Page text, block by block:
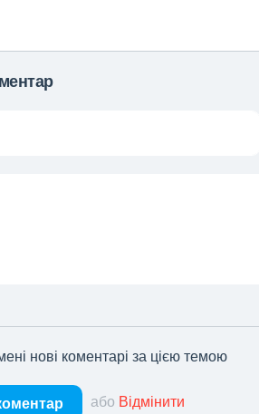
нові коментарі за цією темою
або Відмінити